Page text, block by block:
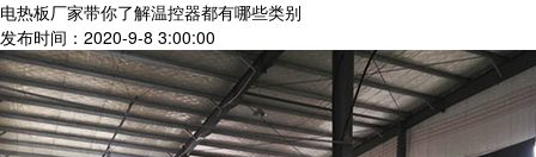
电热板厂家带你了解温控器都有哪些类别
发布时间：2020-9-8 3:00:00